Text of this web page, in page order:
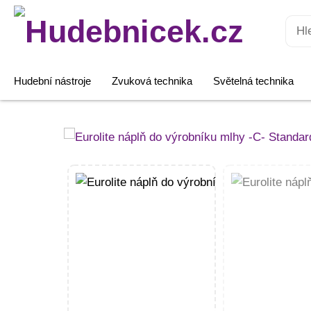
Hledat:
Hudební nástroje Zvuková technika Světelná technika
Eurolite
do